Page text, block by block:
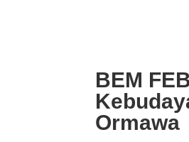
BEM
Ormawa